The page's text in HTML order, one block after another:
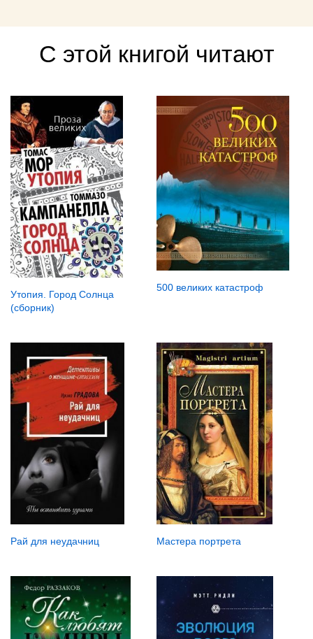
С этой книгой читают
Утопия. Город Солнца
(сборник)
500 великих катастроф
Рай для неудачниц Мастера портрета